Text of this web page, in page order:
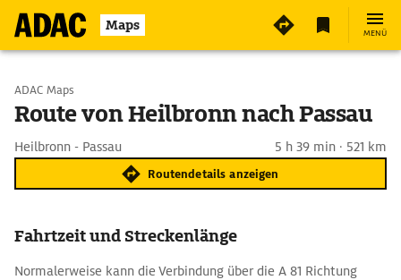
Maps MENÜ
Start wählen
ADAC Maps
Route von Heilbronn nach Passau
Heilbronn - Passau 5 h 39 min · 521 km
Routendetails anzeigen
Fahrtzeit und Streckenlänge
Normalerweise kann die Verbindung über die A 81 Richtung